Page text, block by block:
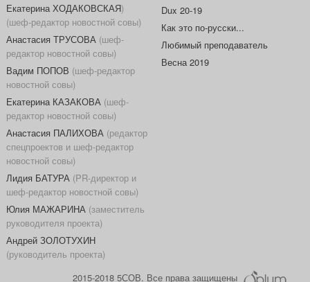
Екатерина ХОДАКОВСКАЯ)
(шеф-редактор новостной совы)
Анастасия ТРУСОВА(шеф-
редактор новостной совы)
Вадим ПОПОВ (шеф-редактор
новостной совы)
Екатерина КАЗАКОВА(шеф-
редактор новостной совы)
Анастасия ПАЛИХОВА(редактор
спецпроектов и шеф-редактор
новостной совы)
Лидия БАТУРА(PR-директор и
шеф-редактор новостной совы)
Юлия МАЖАРИНА(заместитель
руководителя проекта)
Андрей ЗОЛОТУХИН
(руководитель проекта)
Dux 20-19
Как это по-русски...
Любимый преподаватель
Весна 2019
2015-2018 5СОВ. Все права защищены